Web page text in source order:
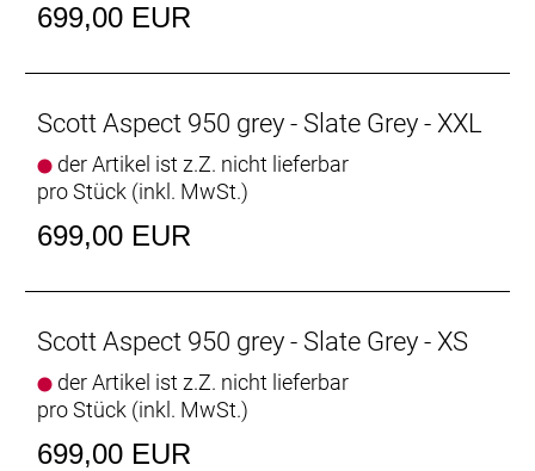
699,00 EUR
Scott Aspect 950 grey - Slate Grey - XXL
der Artikel ist z.Z. nicht lieferbar
pro Stück (inkl. MwSt.)
699,00 EUR
Scott Aspect 950 grey - Slate Grey - XS
der Artikel ist z.Z. nicht lieferbar
pro Stück (inkl. MwSt.)
699,00 EUR